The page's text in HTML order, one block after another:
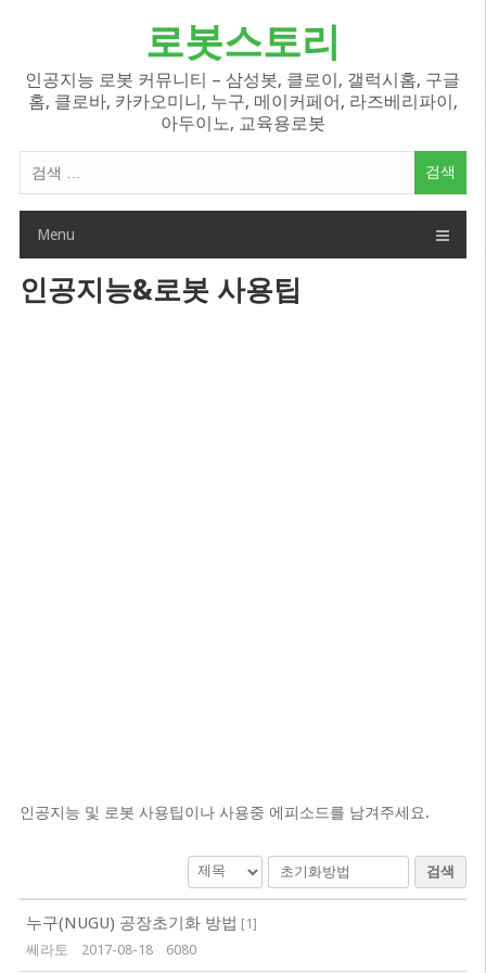
로봇스토리
인공지능 로봇 커뮤니티 – 삼성봇, 클로이, 갤럭시홈, 구글
홈, 클로바, 카카오미니, 누구, 메이커페어, 라즈베리파이,
아두이노, 교육용로봇
색
Menu
인공지능&로봇 사용팁
인공지능 및 로봇 사용팁이나 사용중 에피소드를 남겨주세요.
검색
누구(NUGU) 공장초기화 방법 [1]
쎄라토
2017-08-18 6080